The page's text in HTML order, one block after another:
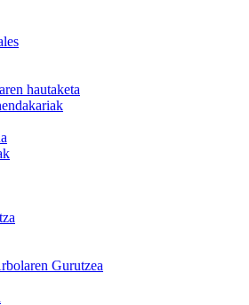
hautaketa
Gurutzea